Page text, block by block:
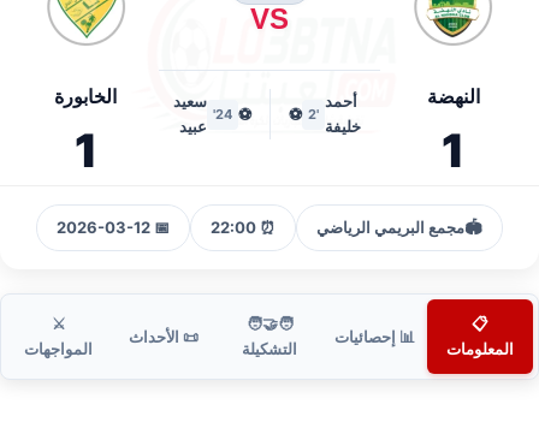
النهضة
1
VS
أحمد
خليفة
'2
⚽
⚽
24'
سعيد
عبيد
الخابورة
1
🏟️مجمع البريمي الرياضي ⏰ 22:00
📅 2026-03-12
📋
المعلومات
📊 إحصائيات
🧑‍🤝‍🧑
التشكيلة
📜 الأحداث
⚔️
المواجهات